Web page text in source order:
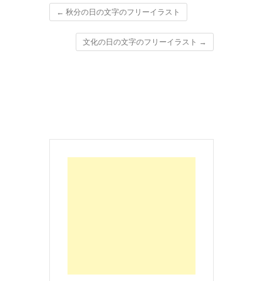
← 秋分の日の文字のフリーイラスト
文化の日の文字のフリーイラスト →